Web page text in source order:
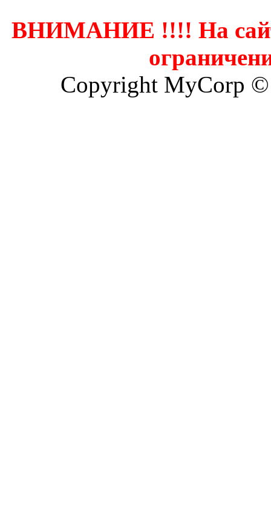
ВНИМАНИЕ !!!! На
Copyright MyCorp